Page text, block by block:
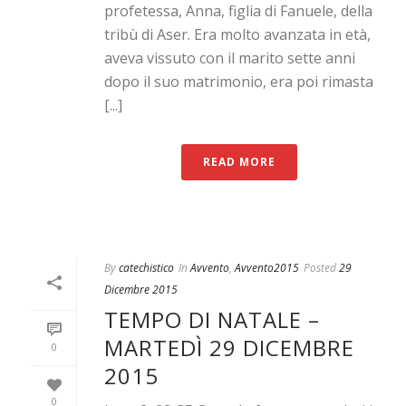
profetessa, Anna, figlia di Fanuele, della
tribù di Aser. Era molto avanzata in età,
aveva vissuto con il marito sette anni
dopo il suo matrimonio, era poi rimasta
[...]
READ MORE
0
0
Bycatechistico In Avvento,Avvento2015 Posted29
Dicembre 2015
TEMPO DI NATALE –
MARTEDÌ 29 DICEMBRE
2015